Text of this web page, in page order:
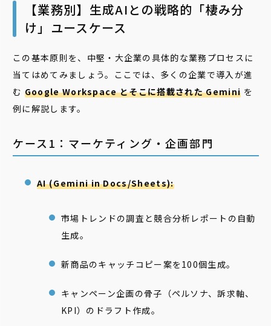
【業務別】生成AIとの戦略的「棲み分
け」ユースケース
この基本原則を、中堅・大企業の具体的な業務プロセスに
当てはめてみましょう。ここでは、多くの企業で導入が進
む Google Workspace とそこに搭載された Gemini を
例に解説します。
ケース1：マーケティング・企画部門
AI (Gemini in Docs/Sheets):
市場トレンドの調査と競合分析レポートの自動
生成。
新商品のキャッチコピー案を100個生成。
キャンペーン企画の骨子（ペルソナ、訴求軸、
KPI）のドラフト作成。